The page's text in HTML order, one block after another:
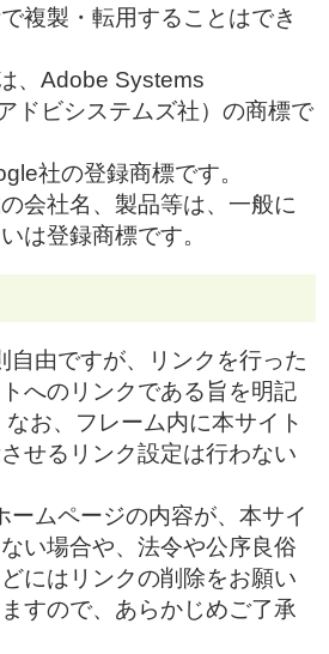
複製・転用することはでき
、Adobe Systems
ドビシステムズ社）の商標で
社の登録商標です。
会社名、製品等は、一般に
は登録商標です。
自由ですが、リンクを行った
へのリンクである旨を明記
なお、フレーム内に本サイト
せるリンク設定は行わない
ームページの内容が、本サイ
い場合や、法令や公序良俗
にはリンクの削除をお願い
すので、あらかじめご了承